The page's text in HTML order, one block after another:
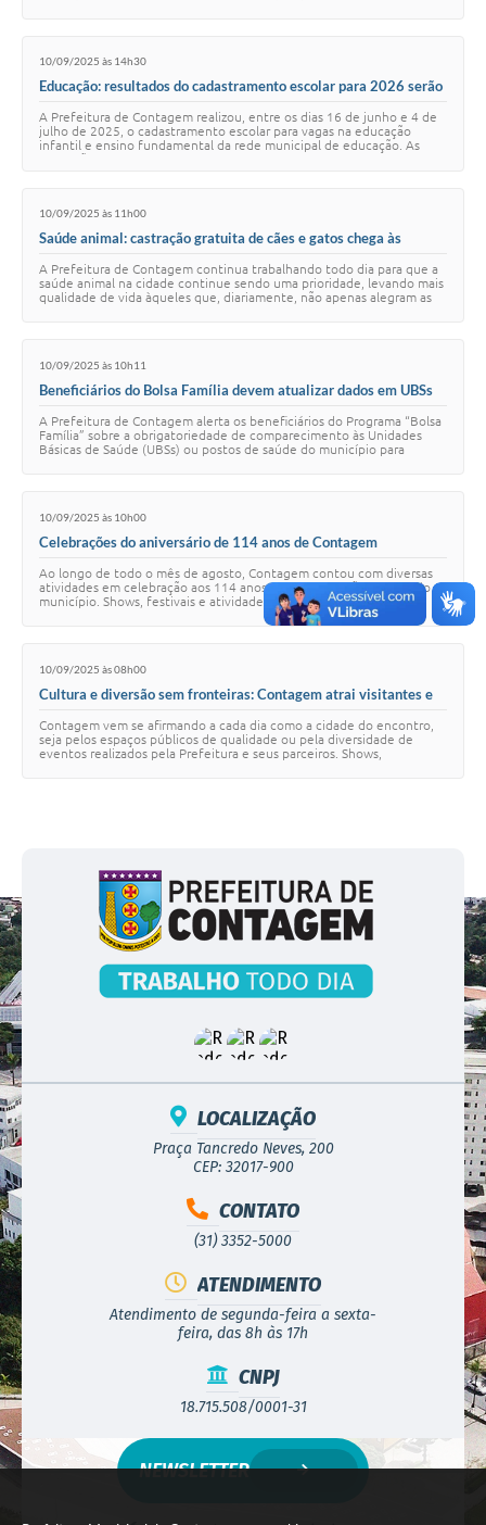
10/09/2025 às 14h30
Educação: resultados do cadastramento escolar para 2026 serão
A Prefeitura de Contagem realizou, entre os dias 16 de junho e 4 de
julho de 2025, o cadastramento escolar para vagas na educação
infantil e ensino fundamental da rede municipal de educação. As
10/09/2025 às 11h00
Saúde animal: castração gratuita de cães e gatos chega às
A Prefeitura de Contagem continua trabalhando todo dia para que a
saúde animal na cidade continue sendo uma prioridade, levando mais
qualidade de vida àqueles que, diariamente, não apenas alegram as
10/09/2025 às 10h11
Beneficiários do Bolsa Família devem atualizar dados em UBSs
A Prefeitura de Contagem alerta os beneficiários do Programa “Bolsa
Família” sobre a obrigatoriedade de comparecimento às Unidades
Básicas de Saúde (UBSs) ou postos de saúde do município para
10/09/2025 às 10h00
Celebrações do aniversário de 114 anos de Contagem
Ao longo de todo o mês de agosto, Contagem contou com diversas
atividades em celebração aos 114 anos de emancipação política do
município. Shows, festivais e atividades culturais integraram a
10/09/2025 às 08h00
Cultura e diversão sem fronteiras: Contagem atrai visitantes e
Contagem vem se afirmando a cada dia como a cidade do encontro,
seja pelos espaços públicos de qualidade ou pela diversidade de
eventos realizados pela Prefeitura e seus parceiros. Shows,
LOCALIZAÇÃO
Praça Tancredo Neves, 200
CEP: 32017-900
CONTATO
(31) 3352-5000
ATENDIMENTO
Atendimento de segunda-feira a sexta-
feira, das 8h às 17h
CNPJ
18.715.508/0001-31
NEWSLETTER